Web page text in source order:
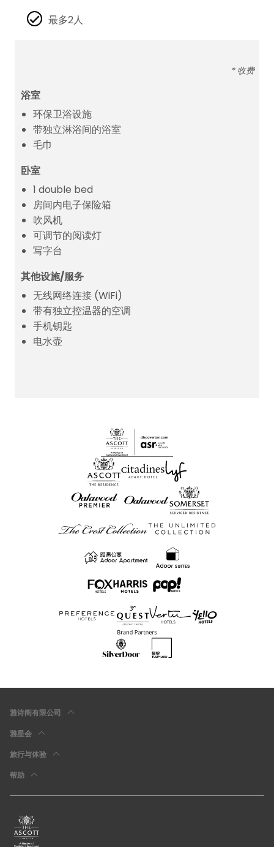
最多2人
* 收费
浴室
环保卫浴设施
带独立淋浴间的浴室
毛巾
卧室
1 double bed
房间内电子保险箱
吹风机
可调节的阅读灯
写字台
其他设施/服务
无线网络连接 (WiFi)
带有独立控温器的空调
手机钥匙
电水壶
雅诗阁有限公司
雅星会
旅行与体验
帮助